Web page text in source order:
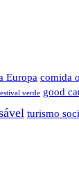
Europa comida
verde good
turismo